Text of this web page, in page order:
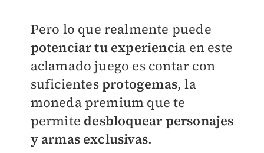
Pero lo que realmente puede
potenciar tu experiencia en este
aclamado juego es contar con
suficientesprotogemas, la
moneda premium que te
permite desbloquear personajes
y armas exclusivas.